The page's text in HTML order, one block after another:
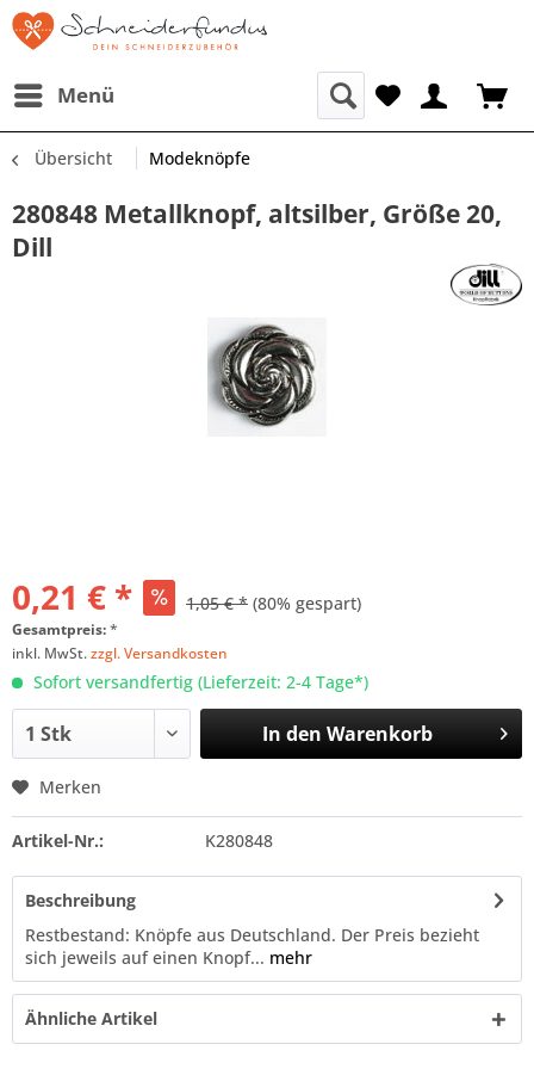
Menü
Übersicht Modeknöpfe
280848 Metallknopf, altsilber, Größe 20,
Dill
0,21 € * 1,05 € * (80% gespart)
Gesamtpreis:*
inkl. MwSt.zzgl. Versandkosten
Sofort versandfertig (Lieferzeit: 2-4 Tage*)
In den Warenkorb
Merken
Artikel-Nr.: K280848
Beschreibung
Restbestand: Knöpfe aus Deutschland. Der Preis bezieht
sich jeweils auf einen Knopf... mehr
Ähnliche Artikel